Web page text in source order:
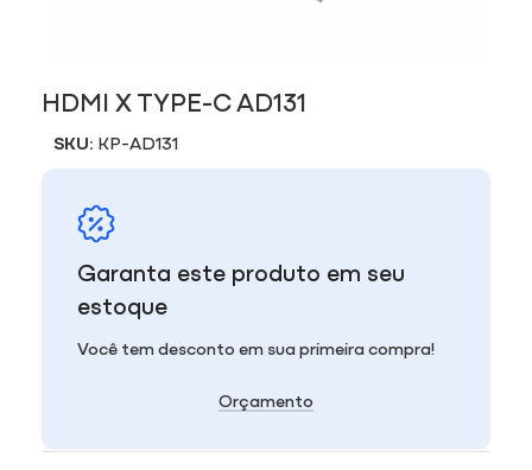
HDMI X TYPE-C AD131
SKU: KP-AD131
Garanta este produto em seu
estoque
Você tem desconto em sua primeira compra!
Orçamento